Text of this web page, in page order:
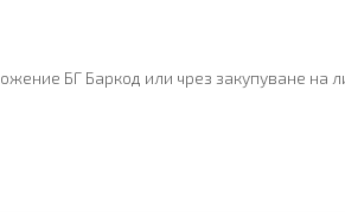
БГ Баркод или чрез закупуване на